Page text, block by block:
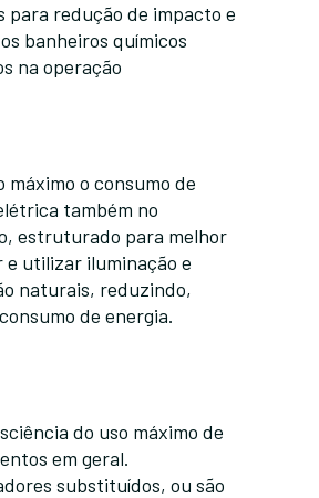
para redução de impacto e
banheiros químicos
na operação
máximo o consumo de
também no
estruturado para melhor
e utilizar iluminação e
naturais, reduzindo,
de energia.
do uso máximo de
em geral.
substituídos, ou são